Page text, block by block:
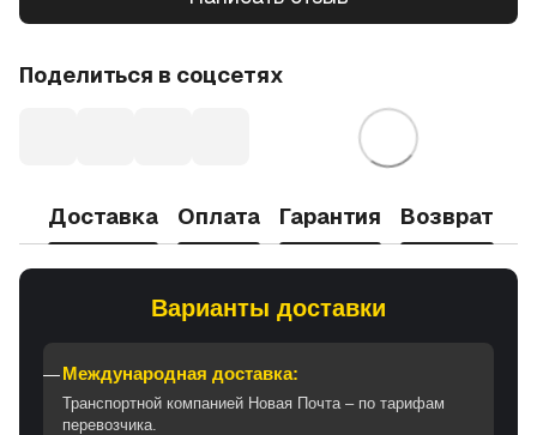
Поделиться в соцсетях
Доставка Оплата Гарантия Возврат
Варианты доставки
Международная доставка:
Транспортной компанией Новая Почта – по тарифам
перевозчика.